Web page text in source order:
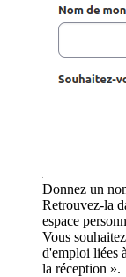
Donnez un
Retrouvez-la
espace
Vous
d'emploi liées
la réception ».